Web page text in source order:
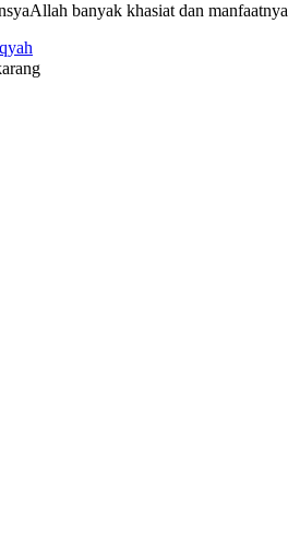
banyak khasiat dan manfaatnya